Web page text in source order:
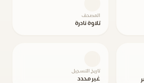
المصحف
تلاوة نادرة
تاريخ التسجيل
غير محدد